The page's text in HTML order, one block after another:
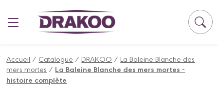
Accueil / Catalogue /DRAKOO /La Baleine Blanche des
mers mortes / La Baleine Blanche des mers mortes -
histoire complète